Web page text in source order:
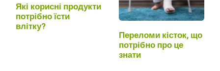
Які корисні продукти
потрібно їсти
влітку?
Переломи кісток, що
потрібно про це
знати